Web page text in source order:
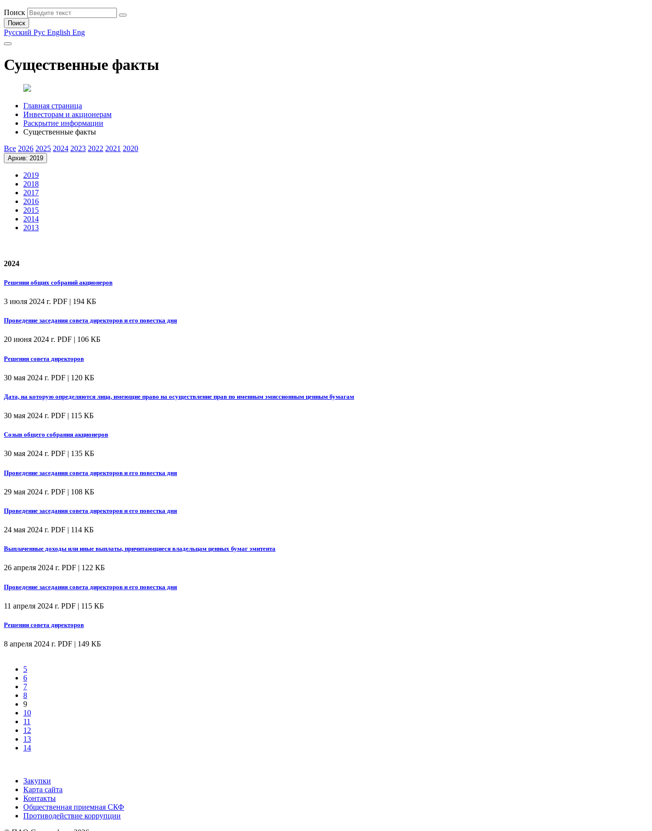
Поиск
Поиск
Русский Рус English Eng
Существенные факты
Главная страница
Инвесторам и акционерам
Раскрытие информации
Существенные факты
Все 2026 2025 2024 2023 2022 2021 2020
Архив: 2019
2019
2018
2017
2016
2015
2014
2013
2024
Решения общих собраний акционеров
3 июля 2024 г. PDF | 194 КБ
Проведение заседания совета директоров и его повестка дня
20 июня 2024 г. PDF | 106 КБ
Решения совета директоров
30 мая 2024 г. PDF | 120 КБ
Дата, на которую определяются лица, имеющие право на осуществление прав по именным эмиссионным ценным бумагам
30 мая 2024 г. PDF | 115 КБ
Созыв общего собрания акционеров
30 мая 2024 г. PDF | 135 КБ
Проведение заседания совета директоров и его повестка дня
29 мая 2024 г. PDF | 108 КБ
Проведение заседания совета директоров и его повестка дня
24 мая 2024 г. PDF | 114 КБ
Выплаченные доходы или иные выплаты, причитающиеся владельцам ценных бумаг эмитента
26 апреля 2024 г. PDF | 122 КБ
Проведение заседания совета директоров и его повестка дня
11 апреля 2024 г. PDF | 115 КБ
Решения совета директоров
8 апреля 2024 г. PDF | 149 КБ
5
6
7
8
9
10
11
12
13
14
Закупки
Карта сайта
Контакты
Общественная приемная СКФ
Противодействие коррупции